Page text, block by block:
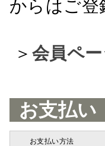
からはご登
＞ 会員ペ
お支払
お支払い方法